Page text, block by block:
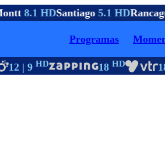
8.1 HDSantiago5.1 HD
Programas
12 | 9HD 18HD 18